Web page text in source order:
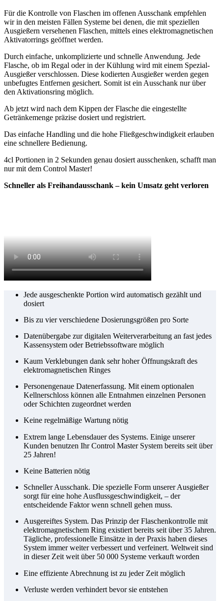
Für die Kontrolle von Flaschen im offenen Ausschank empfehlen
wir in den meisten Fällen Systeme bei denen, die mit speziellen
Ausgießern versehenen Flaschen, mittels eines elektromagnetischen
Aktivatorrings geöffnet werden.
Durch einfache, unkomplizierte und schnelle Anwendung. Jede
Flasche, ob im Regal oder in der Kühlung wird mit einem Spezial-
Ausgießer verschlossen. Diese kodierten Ausgießer werden gegen
unbefugtes Entfernen gesichert. Somit ist ein Ausschank nur über
den Aktivationsring möglich.
Ab jetzt wird nach dem Kippen der Flasche die eingestellte
Getränkemenge präzise dosiert und registriert.
Das einfache Handling und die hohe Fließgeschwindigkeit erlauben
eine schnellere Bedienung.
4cl Portionen in 2 Sekunden genau dosiert ausschenken, schafft man
nur mit dem Control Master!
Schneller als Freihandausschank – kein Umsatz geht verloren
Jede ausgeschenkte Portion wird automatisch gezählt und
dosiert
Bis zu vier verschiedene Dosierungsgrößen pro Sorte
Datenübergabe zur digitalen Weiterverarbeitung an fast jedes
Kassensystem oder Betriebssoftware möglich
Kaum Verklebungen dank sehr hoher Öffnungskraft des
elektromagnetischen Ringes
Personengenaue Datenerfassung. Mit einem optionalen
Kellnerschloss können alle Entnahmen einzelnen Personen
oder Schichten zugeordnet werden
Keine regelmäßige Wartung nötig
Extrem lange Lebensdauer des Systems. Einige unserer
Kunden benutzen Ihr Control Master System bereits seit über
25 Jahren!
Keine Batterien nötig
Schneller Ausschank. Die spezielle Form unserer Ausgießer
sorgt für eine hohe Ausflussgeschwindigkeit, – der
entscheidende Faktor wenn schnell gehen muss.
Ausgereiftes System. Das Prinzip der Flaschenkontrolle mit
elektromagnetischem Ring existiert bereits seit über 35 Jahren.
Tägliche, professionelle Einsätze in der Praxis haben dieses
System immer weiter verbessert und verfeinert. Weltweit sind
in dieser Zeit weit über 50 000 Systeme verkauft worden
Eine effiziente Abrechnung ist zu jeder Zeit möglich
Verluste werden verhindert bevor sie entstehen